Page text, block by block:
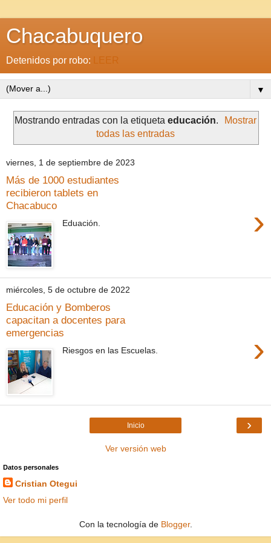
Chacabuquero
Detenidos por robo: LEER
▼
Mostrando entradas con la etiqueta educación.
Mostrar
todas las entradas
viernes, 1 de septiembre de 2023
Más de 1000 estudiantes
recibieron tablets en
Chacabuco
›
Eduación.
miércoles, 5 de octubre de 2022
Educación y Bomberos
capacitan a docentes para
emergencias
›
Riesgos en las Escuelas.
›
Inicio
Ver versión web
Datos personales
Cristian Otegui
Ver todo mi perfil
Con la tecnología de Blogger.